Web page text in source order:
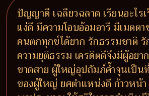
ปัญญาดี เฉลียวฉลาด เรียนอะไร
แง่ดี มีความโอบอ้อมอารี มีเมตต
คนตกทุกข์ได้ยาก รักธรรมชาติ
ความยุติธรรม เครดิตดีจึงมีผู้อยา
ขาดสาย ผู้ใหญ่อุปถัมภ์ค้ำจุนเป็น
ของผู้ใหญ่ ยศตำแหน่งดี ก้าวหน้า